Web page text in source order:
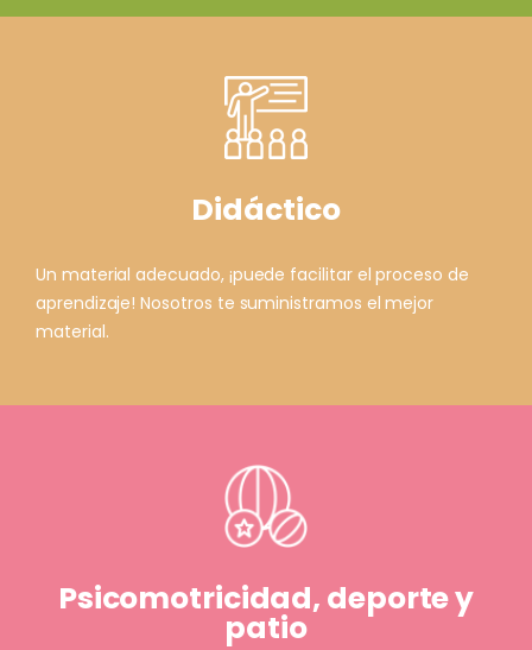
Didáctico
Un material adecuado, ¡puede facilitar el proceso de
aprendizaje! Nosotros te suministramos el mejor
material.
Psicomotricidad, deporte y
patio